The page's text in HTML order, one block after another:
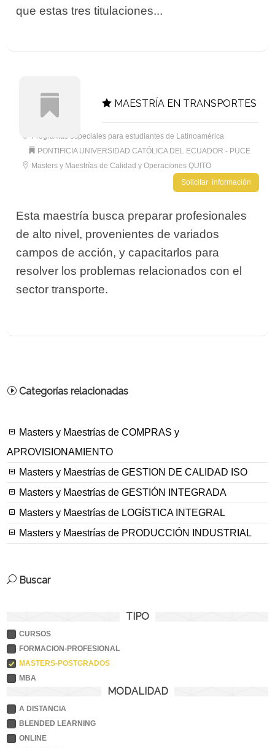
que estas tres titulaciones...
MAESTRÍA EN TRANSPORTES
Programas especiales para estudiantes de Latinoamérica
PONTIFICIA UNIVERSIDAD CATÓLICA DEL ECUADOR - PUCE
Masters y Maestrías de Calidad y Operaciones QUITO
Solicitar información
Esta maestría busca preparar profesionales
de alto nivel, provenientes de variados
campos de acción, y capacitarlos para
resolver los problemas relacionados con el
sector transporte.
Categorías relacionadas
Masters y Maestrías de COMPRAS y
APROVISIONAMIENTO
Masters y Maestrías de GESTION DE CALIDAD ISO
Masters y Maestrías de GESTIÓN INTEGRADA
Masters y Maestrías de LOGÍSTICA INTEGRAL
Masters y Maestrías de PRODUCCIÓN INDUSTRIAL
Buscar
TIPO
CURSOS
FORMACION-PROFESIONAL
MASTERS-POSTGRADOS
MBA
MODALIDAD
A DISTANCIA
BLENDED LEARNING
ONLINE